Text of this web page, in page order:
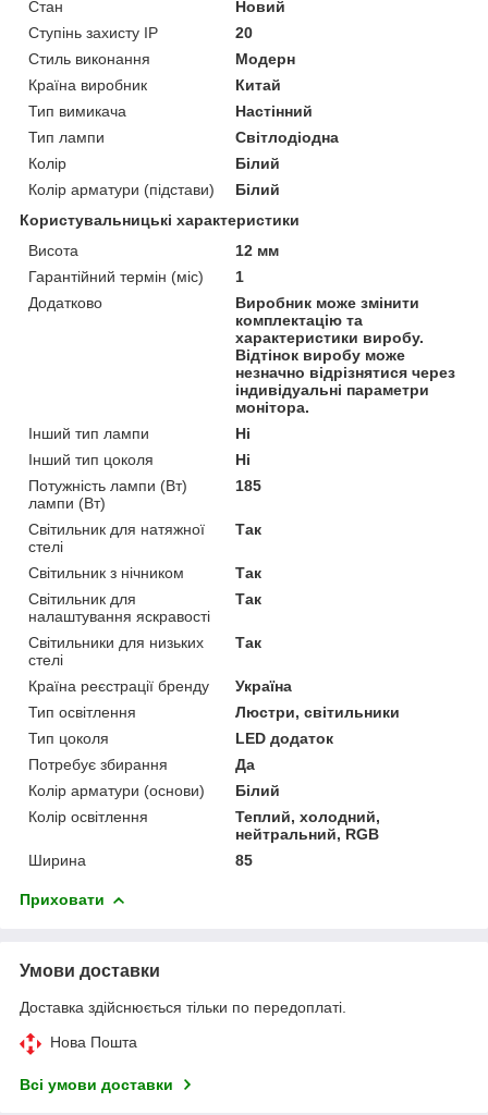
Стан
Новий
Ступінь захисту IP
20
Стиль виконання
Модерн
Країна виробник
Китай
Тип вимикача
Настінний
Тип лампи
Світлодіодна
Колір
Білий
Колір арматури (підстави)
Білий
Користувальницькі характеристики
Висота
12 мм
Гарантійний термін (міс)
1
Додатково
Виробник може змінити
комплектацію та
характеристики виробу.
Відтінок виробу може
незначно відрізнятися через
індивідуальні параметри
монітора.
Інший тип лампи
Ні
Інший тип цоколя
Ні
Потужність лампи (Вт)
лампи (Вт)
185
Світильник для натяжної
стелі
Так
Світильник з нічником
Так
Світильник для
налаштування яскравості
Так
Світильники для низьких
стелі
Так
Країна реєстрації бренду
Україна
Тип освітлення
Люстри, світильники
Тип цоколя
LED додаток
Потребує збирання
Да
Колір арматури (основи)
Білий
Колір освітлення
Теплий, холодний,
нейтральний, RGB
Ширина
85
Приховати
Умови доставки
Доставка здійснюється тільки по передоплаті.
Нова Пошта
Всі умови доставки